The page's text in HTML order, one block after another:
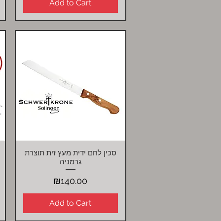
Add to Cart
Quick View
סכין לחם ידית מעץ זית תוצרת
גרמניה
Price
₪140.00
Add to Cart